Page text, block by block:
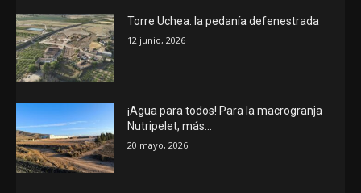
Torre Uchea: la pedanía defenestrada
12 junio, 2026
¡Agua para todos! Para la macrogranja
Nutripelet, más…
20 mayo, 2026